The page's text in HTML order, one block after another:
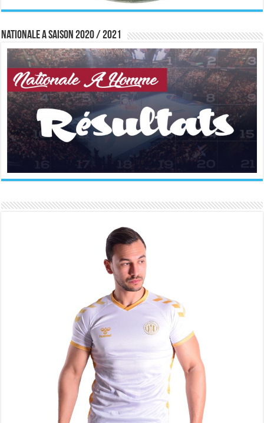
Nationale A saison 2020 / 2021